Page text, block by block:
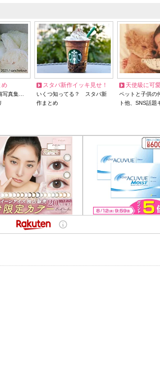
め
写真集…
スタバ新作イッキ見せ！
いくつ知ってる？ スタバ新
作まとめ
天使級に可
ペットと子供の
ト他、SNS話題